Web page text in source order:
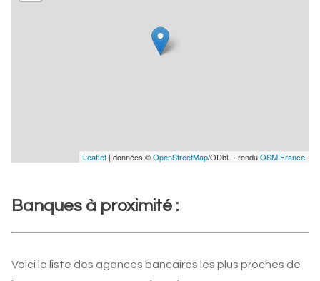
Leaflet | données ©OpenStreetMap/ODbL - renduOSM France
Banques à proximité :
Voici la liste des agences bancaires les plus proches de